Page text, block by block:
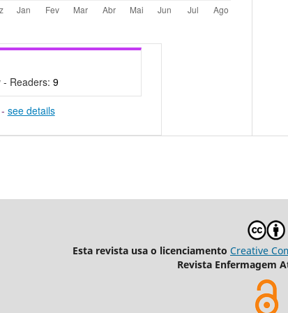
- Readers: 9
see details
Esta revista usa o licenciamento Creative
Revista Enfermagem